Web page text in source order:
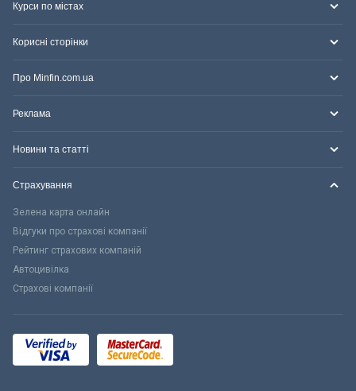
Курси по містах
Корисні сторінки
Про Minfin.com.ua
Реклама
Новини та статті
Страхування
Зелена карта онлайн
Відгуки про страхові компанії
Рейтинг страхових компаній
Автоцивілка
Страхові компанії